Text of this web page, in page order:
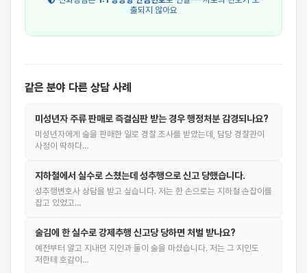
출되지 않아요
같은 분야 다른 상담 사례
미성년자 주류 판매로 즉결심판 받는 경우 행정처분 감경되나요?
미성년자에게 술을 판매한 일로 경찰 조사를 받았는데, 담당 경찰관이
사정이 딱하다…
지하철에서 실수로 스쳤는데 성추행으로 신고 당했습니다.
성추행변호사 상담을 받고 싶습니다. 저는 한 손으로는 지하철 손잡이를
잡고 있었고…
술김에 한 실수로 강제추행 신고당 당하면 처벌 받나요?
예전부터 알고 지내던 지인과 둘이 술을 마셨습니다. 저는 그 지인도
저한테 호감이…